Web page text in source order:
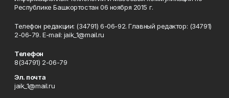
Республике Башкортостан 06 ноября 2015 г.
Телефон редакции: (34791) 6-06-92. Главный редактор: (34791)
2-06-79. Е-mаil: jaik_1@mail.ru
Телефон
8(34791) 2-06-79
Эл. почта
jaik_1@mail.ru